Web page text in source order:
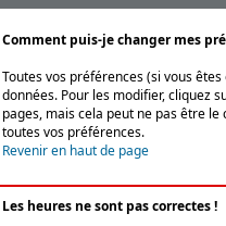
Comment puis-je changer mes
Toutes vos préférences (si vous
données. Pour les modifier, cliquez
pages, mais cela peut ne pas être
toutes vos préférences.
Revenir en haut de page
Les heures ne sont pas correctes !